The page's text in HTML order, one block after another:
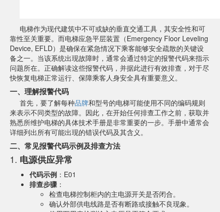
电梯作为现代建筑中不可或缺的垂直交通工具，其安全性和可
靠性至关重要。而电梯应急平层装置（Emergency Floor Leveling
Device, EFLD）是确保在紧急情况下乘客能够安全疏散的关键设
备之一。当该系统出现故障时，通常会通过特定的报警代码来指示
问题所在。正确解读这些报警代码，并据此进行有效排查，对于尽
快恢复电梯正常运行、保障乘客人身安全具有重要意义。
一、理解报警代码
首先，要了解每种品牌和型号的电梯可能使用不同的编码规则
来表示不同类型的故障。因此，在开始任何排查工作之前，获取并
熟悉所维护电梯的具体技术手册是非常重要的一步。手册中通常会
详细列出所有可能出现的错误代码及其含义。
二、常见报警代码示例及排查方法
1. 电源供应异常
代码示例 ：E01
排查步骤 ：
检查电梯控制柜内的主电源开关是否闭合。
确认外部供电线路是否有断路或接触不良现象。